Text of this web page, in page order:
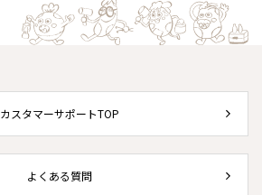
カスタマーサポートTOP
よくある質問